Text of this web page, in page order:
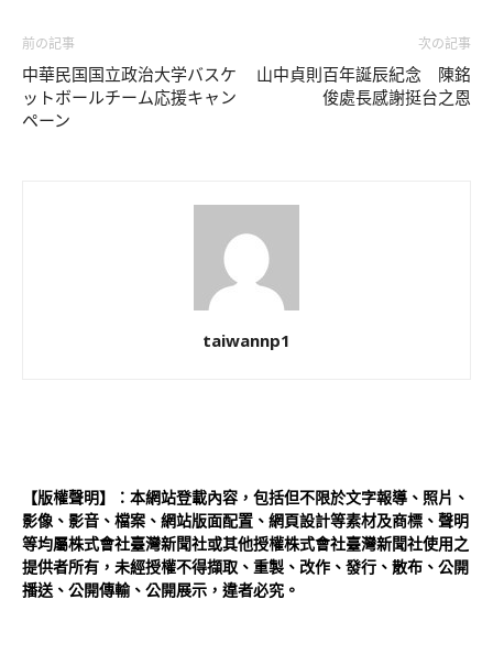
前の記事
中華民国国立政治大学バスケ
ットボールチーム応援キャン
ペーン
次の記事
山中貞則百年誕辰紀念 陳銘
俊處長感謝挺台之恩
taiwannp1
【版權聲明】：本網站登載內容，包括但不限於文字報導、照片、
影像、影音、檔案、網站版面配置、網頁設計等素材及商標、聲明
等均屬株式會社臺灣新聞社或其他授權株式會社臺灣新聞社使用之
提供者所有，未經授權不得擷取、重製、改作、發行、散布、公開
播送、公開傳輸、公開展示，違者必究。